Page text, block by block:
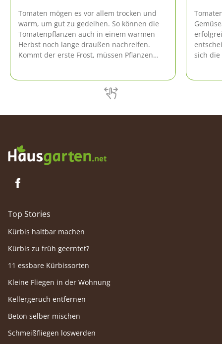
Tomaten mögen es vor allem trocken und
warm, um gut zu gedeihen. So können die
Tomatenpflanzen auch in einem warmen
Herbst noch lange draußen nachreifen.
Kommt der erste Frost, müssen Pflanzen
sich
Top Stories
Kürbis haltbar machen
Kürbis zu früh geerntet?
11 essbare Kürbissorten
Kleine Fliegen in der Wohnung
Kellergeruch entfernen
Beton selber mischen
Schmeißfliegen loswerden